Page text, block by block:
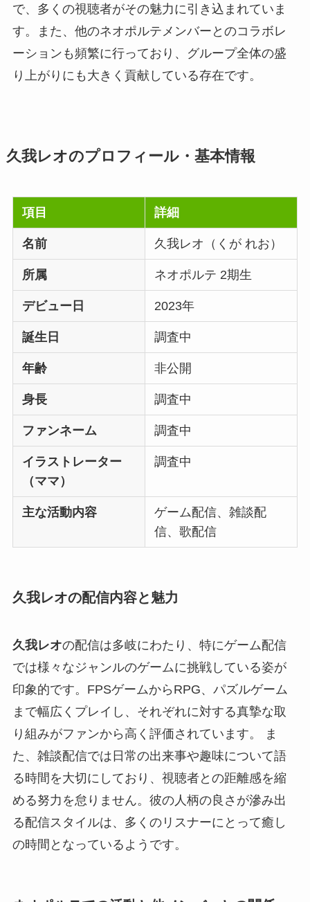
で、多くの視聴者がその魅力に引き込まれていま
す。また、他のネオポルテメンバーとのコラボレ
ーションも頻繁に行っており、グループ全体の盛
り上がりにも大きく貢献している存在です。
久我レオのプロフィール・基本情報
項目 詳細
名前 久我レオ（くが れお）
所属 ネオポルテ 2期生
デビュー日 2023年
誕生日 調査中
年齢 非公開
身長 調査中
ファンネーム 調査中
イラストレーター
（ママ）
調査中
主な活動内容
ゲーム配信、雑談配
信、歌配信
久我レオの配信内容と魅力
久我レオの配信は多岐にわたり、特にゲーム配信
では様々なジャンルのゲームに挑戦している姿が
印象的です。FPSゲームからRPG、パズルゲーム
まで幅広くプレイし、それぞれに対する真摯な取
り組みがファンから高く評価されています。 ま
た、雑談配信では日常の出来事や趣味について語
る時間を大切にしており、視聴者との距離感を縮
める努力を怠りません。彼の人柄の良さが滲み出
る配信スタイルは、多くのリスナーにとって癒し
の時間となっているようです。